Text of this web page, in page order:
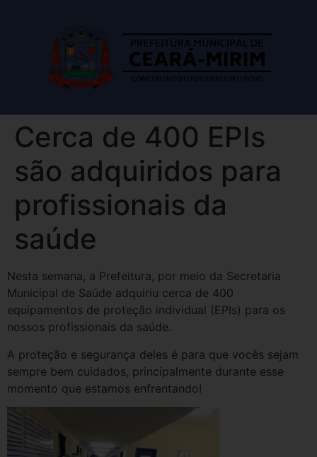
Cerca de 400 EPIs
são adquiridos para
profissionais da
saúde
Nesta semana, a Prefeitura, por meio da Secretaria
Municipal de Saúde adquiriu cerca de 400
equipamentos de proteção individual (EPIs) para os
nossos profissionais da saúde.
A proteção e segurança deles é para que vocês sejam
sempre bem cuidados, principalmente durante esse
momento que estamos enfrentando!